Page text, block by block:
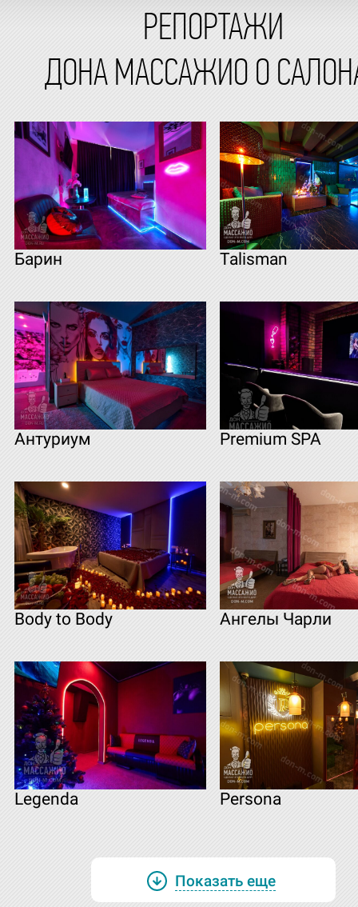
РЕПОРТАЖИ
ДОНА МАССАЖИО О
Барин Talisman
Антуриум Premium SPA
Body to Body Ангелы Чарли
Legenda Persona
Показать еще